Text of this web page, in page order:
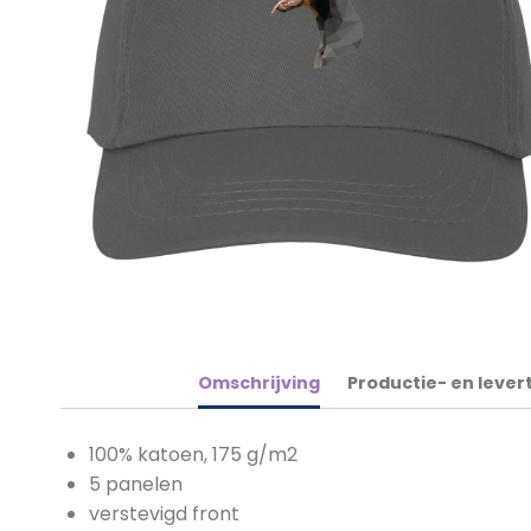
Omschrijving Productie- en
100% katoen, 175 g/m2
5 panelen
verstevigd front